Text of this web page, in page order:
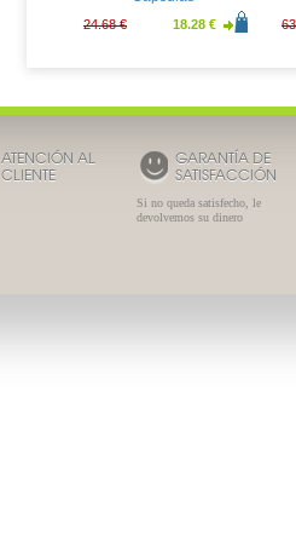
24.68 € 18.28 €
ATENCIÓN AL
CLIENTE
GARANTÍA DE
SATISFACCIÓN
Si no queda satisfecho, le
devolvemos su dinero